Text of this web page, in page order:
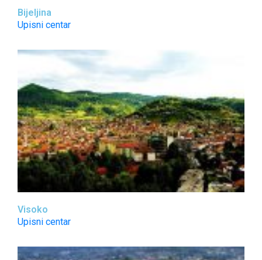
Bijeljina
Upisni centar
Visoko
Upisni centar